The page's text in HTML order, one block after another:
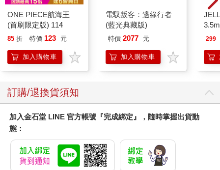
ONE PIECE航海王
(首刷限定版) 114
85 折 特價 123 元
加入購物車
電馭叛客：邊緣行者
(藍光典藏版)
特價 2077 元
加入購物車
式
299
訂購/退換貨須知
加入金石堂 LINE 官方帳號『完成綁定』，隨時掌握出貨動
態：